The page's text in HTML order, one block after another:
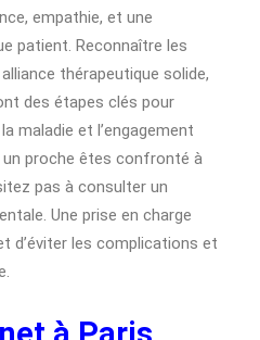
empathie, et une
patient. Reconnaître les
thérapeutique solide,
des étapes clés pour
maladie et l’engagement
proche êtes confronté à
pas à consulter un
Une prise en charge
d’éviter les complications et